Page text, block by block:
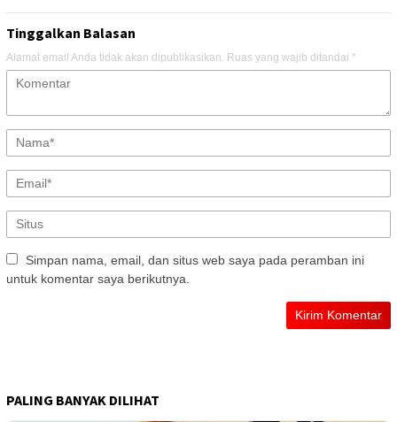
Tinggalkan Balasan
Alamat email Anda tidak akan dipublikasikan. Ruas yang wajib ditandai *
Simpan nama, email, dan situs web saya pada peramban ini
untuk komentar saya berikutnya.
PALING BANYAK DILIHAT